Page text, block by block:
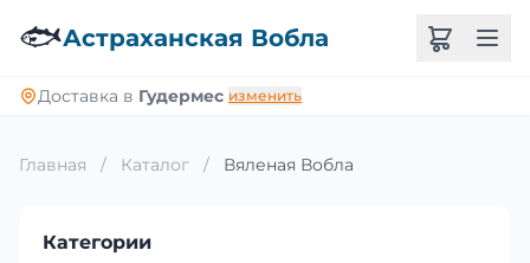
🐟Астраханская Вобла
Доставка в Гудермес изменить
Главная / Каталог / Вяленая Вобла
Категории